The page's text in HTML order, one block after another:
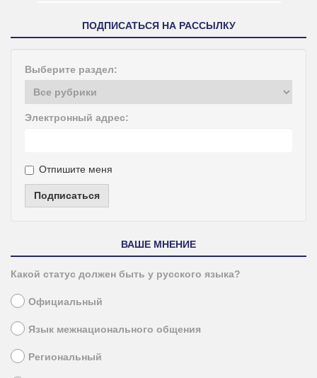
ПОДПИСАТЬСЯ НА РАССЫЛКУ
Выберите раздел:
Электронный адрес:
Отпишите меня
Подписаться
ВАШЕ МНЕНИЕ
Какой статус должен быть у русского языка?
Официальный
Язык межнационального общения
Региональный